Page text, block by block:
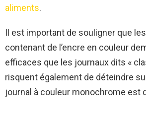
aliments.
Il est important de souligner que
contenant de l’encre en couleur
efficaces que les journaux dits «
risquent également de déteindre
journal à couleur monochrome est